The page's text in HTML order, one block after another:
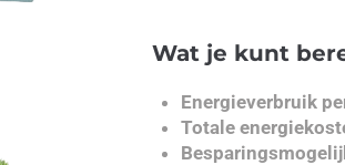
Wat je kunt
Energieverbruik
Totale